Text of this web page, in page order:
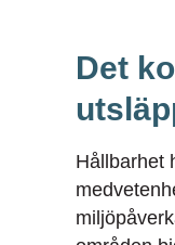
Det
Hållbarhet